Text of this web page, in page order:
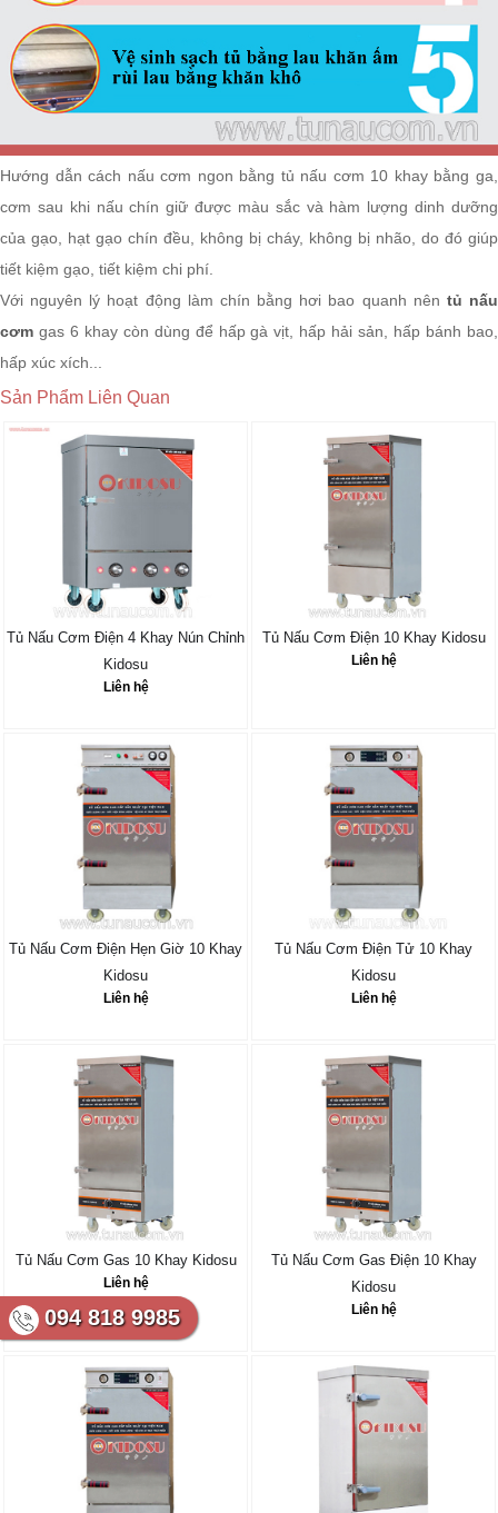
Hướng dẫn cách nấu cơm ngon bằng tủ nấu cơm 10 khay bằng ga,
cơm sau khi nấu chín giữ được màu sắc và hàm lượng dinh dưỡng
của gạo, hạt gạo chín đều, không bị cháy, không bị nhão, do đó giúp
tiết kiệm gạo, tiết kiệm chi phí.
Với nguyên lý hoạt động làm chín bằng hơi bao quanh nên tủ nấu
cơm gas 6 khay còn dùng để hấp gà vịt, hấp hải sản, hấp bánh bao,
hấp xúc xích...
Sản Phẩm Liên Quan
Tủ Nấu Cơm Điện 4 Khay Nún Chỉnh
Kidosu
Liên hệ
Tủ Nấu Cơm Điện 10 Khay Kidosu
Liên hệ
Tủ Nấu Cơm Điện Hẹn Giờ 10 Khay
Kidosu
Liên hệ
Tủ Nấu Cơm Điện Tử 10 Khay
Kidosu
Liên hệ
Tủ Nấu Cơm Gas 10 Khay Kidosu
Liên hệ
Tủ Nấu Cơm Gas Điện 10 Khay
Kidosu
Liên hệ
094 818 9985